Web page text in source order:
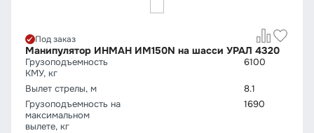
Под заказ
Манипулятор ИНМАН ИМ150N на шасси УРАЛ 4320
Грузо­подъемность
КМУ, кг
6100
Вылет стрелы, м
8.1
Грузо­подъемность на
максимальном
вылете, кг
1690